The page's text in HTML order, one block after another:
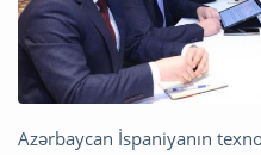
Azərbaycan İspaniyanın